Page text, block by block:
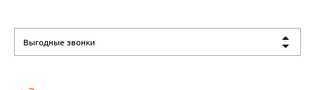
Выгодные звонки